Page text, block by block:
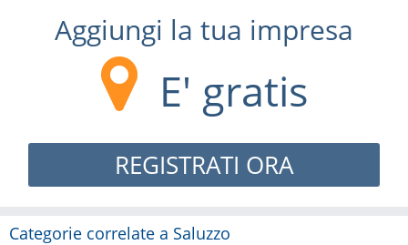
Aggiungi la tua impresa
E' gratis
REGISTRATI ORA
Categorie correlate a Saluzzo